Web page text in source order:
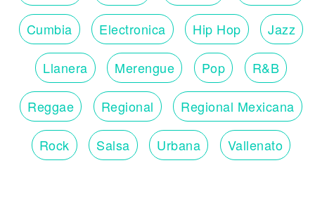
Cumbia Electronica Hip Hop Jazz
Llanera Merengue Pop R&B
Reggae Regional Regional Mexicana
Rock Salsa Urbana Vallenato